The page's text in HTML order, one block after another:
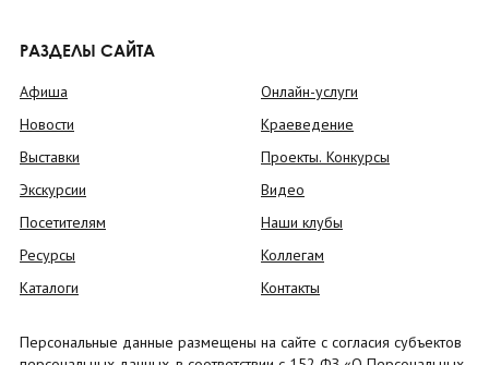
РАЗДЕЛЫ САЙТА
Афиша
Новости
Выставки
Экскурсии
Посетителям
Ресурсы
Каталоги
Онлайн-услуги
Краеведение
Проекты. Конкурсы
Видео
Наши клубы
Коллегам
Контакты
Персональные данные размещены на сайте с согласия субъектов